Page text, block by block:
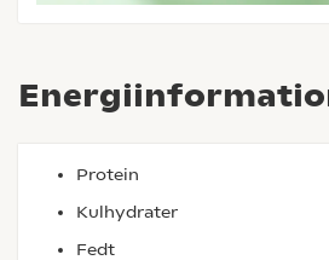
Protein
Kulhydrater
Fedt